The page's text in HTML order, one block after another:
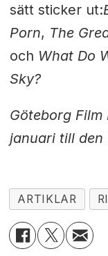
sätt sticker ut:
Porn, The
och What Do
Sky?
Göteborg
januari till den
ARTIKLAR